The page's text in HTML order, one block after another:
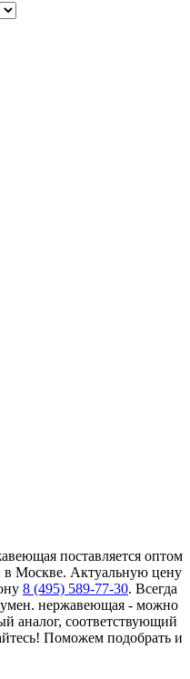
поставляется оптом
в Москве. Актуальную цену
8 (495) 589-77-30. Всегда
нержавеющая - можно
аналог, соответствующий
Поможем подобрать и